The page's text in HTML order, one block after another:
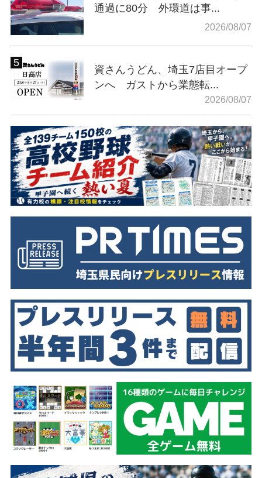
通過に80分 外環道は事...
2026/08/07
資さんうどん、埼玉7店目オープ
ンへ ガストから業態転...
2026/08/07